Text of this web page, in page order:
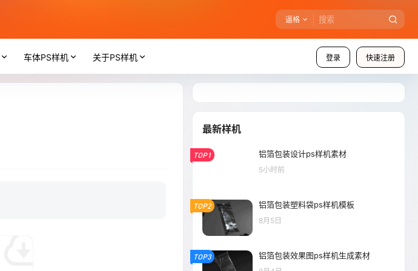
逼格
登录 快速注册
车体PS样机 关于PS样机
最新样机
TOP1 铝箔包装设计ps样机素材
5小时前
TOP2 铝箔包装塑料袋ps样机模板
8月5日
TOP3 铝箔包装效果图ps样机生成素材